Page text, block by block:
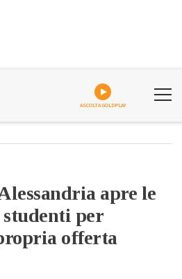
ASCOLTA GOLDPLAY
apre le
per
offerta